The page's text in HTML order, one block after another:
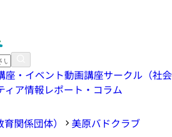
座・イベント動画講座サークル（社会
ィア情報レポート・コラム
関係団体） 美原バドクラブ